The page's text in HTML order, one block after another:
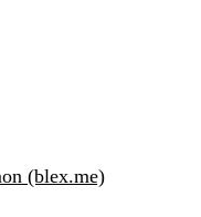
(blex.me)